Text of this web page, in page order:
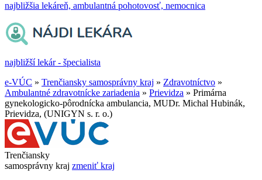
najbližšia lekáreň, ambulantná pohotovosť, nemocnica
najbližší lekár - špecialista
e-VÚC » Trenčiansky samosprávny kraj » Zdravotníctvo »
Ambulantné zdravotnícke zariadenia » Prievidza » Primárna
gynekologicko-pôrodnícka ambulancia, MUDr. Michal Hubinák,
Prievidza, (UNIGYN s. r. o.)
Trenčiansky
samosprávny kraj zmeniť kraj